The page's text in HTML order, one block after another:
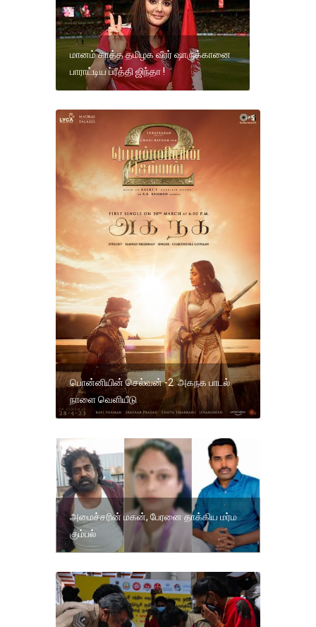
மானம் காத்த தமிழக வீரர் ஷாருக்கானை
பாராட்டிய ப்ரீத்தி ஜிந்தா !
பொன்னியின் செல்வன் -2 அகநக பாடல்
நாளை வெளியீடு
அமைச்சரின் மகன், பேரனை தாக்கிய மர்ம
கும்பல்